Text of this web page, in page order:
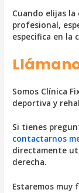
Cuando elijas
profesional,
especifica en la
Somos Clínica
deportiva y
Si tienes
contactarnos
directamente
derecha.
Estaremos muy